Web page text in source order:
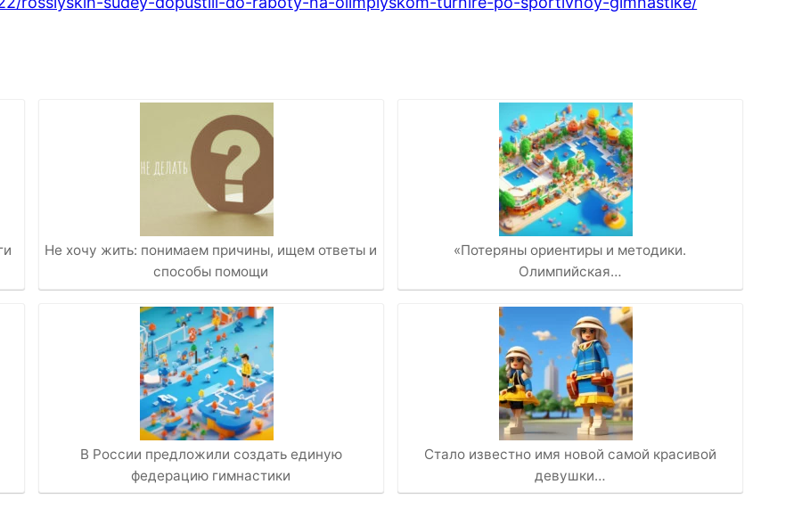
Не хочу жить: понимаем причины, ищем ответы и
способы помощи
В России предложили создать единую
федерацию гимнастики
«Потеряны ориентиры и методики.
Олимпийская…
Стало известно имя новой самой красивой
девушки…